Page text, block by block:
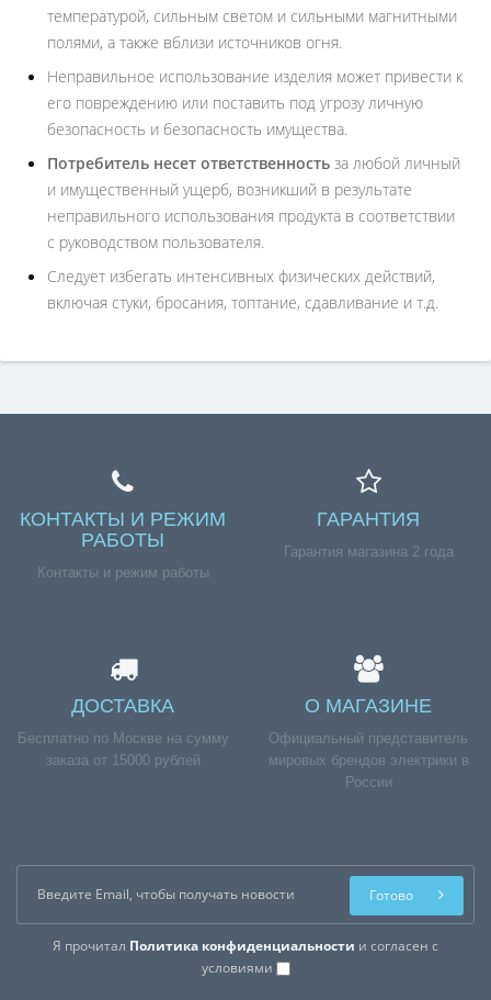
температурой, сильным светом и сильными магнитными
полями, а также вблизи источников огня.
Неправильное использование изделия может привести к
его повреждению или поставить под угрозу личную
безопасность и безопасность имущества.
Потребитель несет ответственность за любой личный
и имущественный ущерб, возникший в результате
неправильного использования продукта в соответствии
с руководством пользователя.
Следует избегать интенсивных физических действий,
включая стуки, бросания, топтание, сдавливание и т.д.
КОНТАКТЫ И РЕЖИМ
РАБОТЫ
Контакты и режим работы
ГАРАНТИЯ
Гарантия магазина 2 года
ДОСТАВКА
Бесплатно по Москве на сумму
заказа от 15000 рублей
О МАГАЗИНЕ
Официальный представитель
мировых брендов электрики в
России
Я прочитал Политика конфиденциальности и согласен с
условиями
Готово